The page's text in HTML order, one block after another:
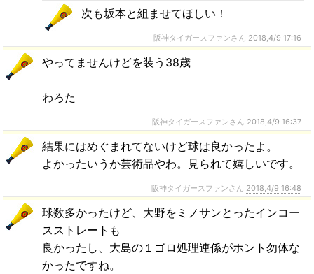
次も坂本と組ませてほしい！
阪神タイガースファンさん 2018,4/9 17:16
やってませんけどを装う38歳
わろた
阪神タイガースファンさん 2018,4/9 16:37
結果にはめぐまれてないけど球は良かったよ。
よかったいうか芸術品やわ。見られて嬉しいです。
阪神タイガースファンさん 2018,4/9 16:48
球数多かったけど、大野をミノサンとったインコー
スストレートも
良かったし、大島の１ゴロ処理連係がホント勿体な
かったですね。